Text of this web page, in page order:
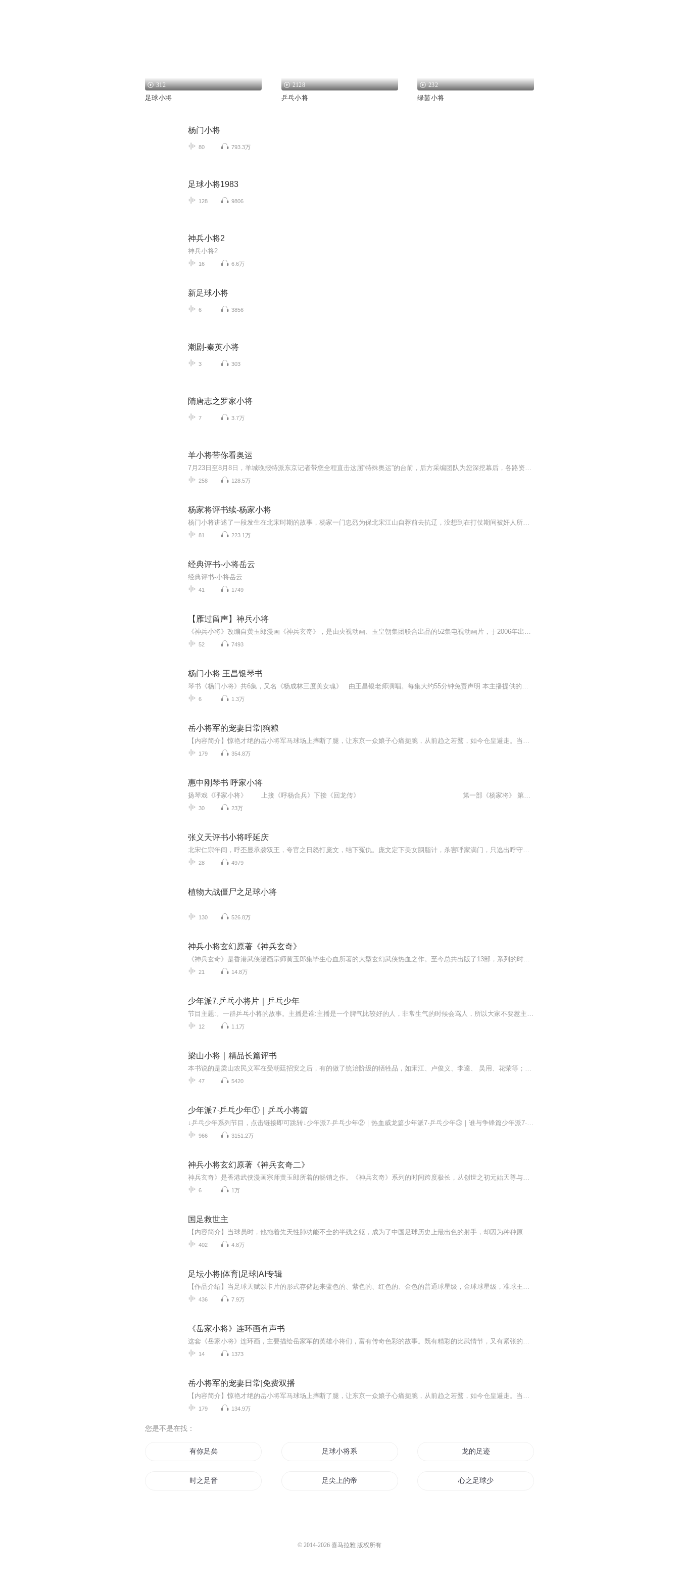
312
足球小将
2128
乒乓小将
232
绿茵小将
杨门小将
80 793.3万
足球小将1983
128 9806
神兵小将2
神兵小将2
16 6.6万
新足球小将
6 3856
潮剧-秦英小将
3 303
隋唐志之罗家小将
7 3.7万
羊小将带你看奥运
7月23日至8月8日，羊城晚报特派东京记者带您全程直击这届“特殊奥运”的台前，后方采编团队为您深挖幕后，各路资深专家给您详尽解读战略通道和战术门道，VLOG、播客、科普、欢乐梗、互动游戏……有理有趣有料，全媒体360度立体呈现东京奥运会。让我们共同...
258 128.5万
杨家将评书续-杨家小将
杨门小将讲述了一段发生在北宋时期的故事，杨家一门忠烈为保北宋江山自荐前去抗辽，没想到在打仗期间被奸人所陷害，大宋朝敌军来犯想要扫平南唐，保卫大宋国，想找个英雄挂帅，于是招考大帅。故事从此开始。。。杨家一门忠烈为保北宋江山自荐前去抗辽，没...
81 223.1万
经典评书-小将岳云
经典评书-小将岳云
41 1749
【雁过留声】神兵小将
《神兵小将》改编自黄玉郎漫画《神兵玄奇》，是由央视动画、玉皇朝集团联合出品的52集电视动画片，于2006年出品。该动画片讲述了主角南宫问天与他的伙伴们在正邪斗争中的战胜邪恶力量成为神兵小将的冒险故事。《神兵小将》2007年10月4日在中央电视台少儿频...
52 7493
杨门小将 王昌银琴书
琴书《杨门小将》共6集，又名《杨成林三度美女魂》 由王昌银老师演唱。每集大约55分钟免责声明 本主播提供的戏曲资源收集于互联网和朋友赠送，仅供欣赏，学习交流，如存在版权问题或侵犯您的利益请通知我们，将立即给予删除推荐书目·《无艳春秋》（丁舞 王道兰演唱）《秦始皇兵吞六国》（惠中刚，王媚，王作迎，王道兰演唱）更多琴书大鼓书，琴鼓联台等唱片，音频，视频戏曲大全内容请联系我们
6 1.3万
岳小将军的宠妻日常|狗粮
【内容简介】惊艳才绝的岳小将军马球场上摔断了腿，让东京一众娘子心痛扼腕，从前趋之若鹜，如今仓皇避走。当今圣人看不下去了！堂堂武安侯家嫡出的郎君，哪怕断腿残废也不该如此被嫌弃，于是大笔一挥，将礼部尚书家的嫡女余山亭赐与岳小将军为妻。全东京...
179 354.8万
惠中刚琴书 呼家小将
扬琴戏《呼家小将》 上接《呼杨合兵》下接《回龙传》 第一部《杨家将》 第二部《呼家将》 第三部《呼杨合兵》 第四部《呼家小将》 第五部《回龙传》 下接 回龙传42集 之一《大闹汴梁城》之二《锤震呼延庆》之三《父子情长》之四《群虎救驾》之五《仁宗驾崩》之六《王华登基》之七《王华杀子》扬琴戏《呼家小将》惠中刚 王媚 王作迎演唱共7部46集 ...
30 23万
张义天评书小将呼延庆
北宋仁宗年间，呼丕显承袭双王，夸官之日怒打庞文，结下冤仇。庞文定下美女胭脂计，杀害呼家满门，只逃出呼守用，呼守信。呼守用大王庄招亲，生下呼延庆，才引出，呼延庆三上肉丘坟，云梦山学艺，大闹东京，火烧卞梁，相国寺打擂，力劈和尚欧子英。挂帅征...
28 4979
植物大战僵尸之足球小将
130 526.8万
神兵小将玄幻原著《神兵玄奇》
《神兵玄奇》是香港武侠漫画宗师黄玉郎集毕生心血所著的大型玄幻武侠热血之作。至今总共出版了13部，系列的时间跨度极长，从创世之初元始天尊与元祖天魔的大战，到《神兵玄奇F 二战篇》，应该已有几十亿年之久了。其主线剧情《神兵玄奇》1，2部 历史背景为五胡十六国时期（南北朝），讲述十大天神兵与十大天魔兵降临人世，神兵传人与魔兵传人因神兵与魔兵而产生的爱恨情仇，展现了主人公——一代武林神话南宫问天，从一个出身低微的小伙头到成为灭魔救世的武林传奇的故事。
21 14.8万
少年派7.乒乓小将片｜乒乓少年
节目主题:。一群乒乓小将的故事。主播是谁:主播是一个脾气比较好的人，非常生气的时候会骂人，所以大家不要惹主播生气。适合谁听:这个专辑适合没有儿童VIP的宝子们听。主播的话:大家如果喜欢主播的故事，记得给主播点关注哦！
12 1.1万
梁山小将｜精品长篇评书
本书说的是梁山农民义军在受朝廷招安之后，有的做了统治阶级的牺牲品，如宋江、卢俊义、李逵、 吴用、花荣等；有的在危急关头，明察秋毫，当机立断，远走高飞，如燕青、武松、李俊、童威、童猛、李应、杜兴等；有的则在血与火的教训中重整旗鼓，召集失散了...
47 5420
少年派7·乒乓少年①｜乒乓小将篇
↓乒乓少年系列节目，点击链接即可跳转↓少年派7·乒乓少年②｜热血威龙篇少年派7·乒乓少年③｜谁与争锋篇少年派7·乒乓少年④｜顶峰相见篇少年派7·乒乓少年 | 龙虎风云榜（番外篇）少年派7·乒乓少年|怪咖大乱斗（番外篇2）少年派7·乒乓少年⑤｜暗夜破...
966 3151.2万
神兵小将玄幻原著《神兵玄奇二》
神兵玄奇》是香港武侠漫画宗师黄玉郎所着的畅销之作。《神兵玄奇》系列的时间跨度极长，从创世之初元始天尊与元祖天魔的大战，到《神兵玄奇F二战篇》，应该已有几十亿年之久了。最初的《神兵玄奇》1，2部历史背景为五胡十六国时期（南北朝），讲述十大天神兵与十大天魔兵降临人世，神兵传人与魔兵传人因神兵与魔兵而产生的爱恨情仇，展现了主人公，一代武林神话南宫问天，从父母双亡的小伙头到成为灭魔救世的武林传奇的故事
6 1万
国足救世主
【内容简介】当球员时，他拖着先天性肺功能不全的半残之躯，成为了中国足球历史上最出色的射手，却因为种种原因而始终报国无门......当教练后，他带领国足打出了史上最高的正赛胜率，却被无良媒体抹黑为“热身赛之王”；以不可思议的3：0打破了32年不胜韩...
402 4.8万
足坛小将|体育|足球|AI专辑
【作品介绍】当足球天赋以卡片的形式存储起来蓝色的、紫色的、红色的、金色的普通球星级，金球球星级，准球王级，球王级贝克汉姆的圆月弯刀，杰拉德的远射高手，巴乔的忧郁王子，卡卡的大步流星一切应有尽有，尽在其中【作者介绍】小白免大能猫【购买须知...
436 7.9万
《岳家小将》连环画有声书
这套《岳家小将》连环画，主要描绘岳家军的英雄小将们，富有传奇色彩的故事。既有精彩的比武情节，又有紧张的战斗场面。故事波澜迭起，曲折感人，自始至终贯穿着民族正气，爱国激情。全套共计十四册。
14 1373
岳小将军的宠妻日常|免费双播
【内容简介】惊艳才绝的岳小将军马球场上摔断了腿，让东京一众娘子心痛扼腕，从前趋之若鹜，如今仓皇避走。当今圣人看不下去了！堂堂武安侯家嫡出的郎君，哪怕断腿残废也不该如此被嫌弃，于是大笔一挥，将礼部尚书家的嫡女余山亭赐与岳小将军为妻。全东京...
179 134.9万
您是不是在找：
有你足矣 足球小将系统 龙的足迹
时之足音 足尖上的帝国 心之足球少年
© 2014-2026 喜马拉雅 版权所有